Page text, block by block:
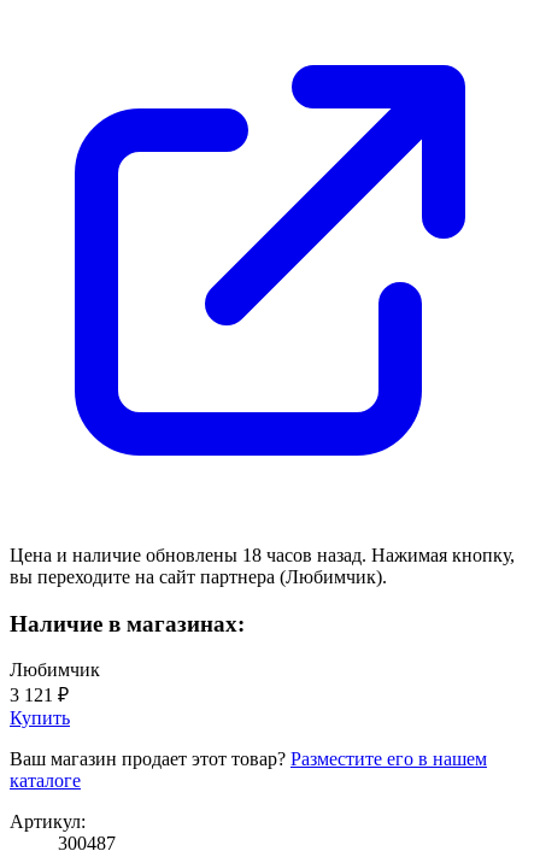
Цена и наличие обновлены 18 часов назад. Нажимая кнопку,
вы переходите на сайт партнера (Любимчик).
Наличие в магазинах:
Любимчик
3 121 ₽
Купить
Ваш магазин продает этот товар? Разместите его в нашем
каталоге
Артикул:
300487